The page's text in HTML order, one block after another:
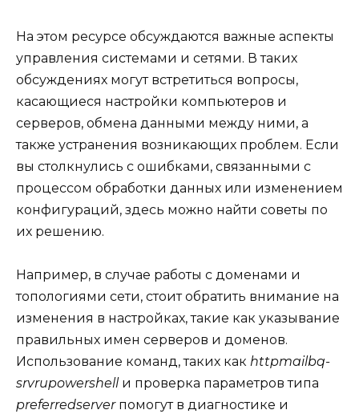
На этом ресурсе обсуждаются важные аспекты
управления системами и сетями. В таких
обсуждениях могут встретиться вопросы,
касающиеся настройки компьютеров и
серверов, обмена данными между ними, а
также устранения возникающих проблем. Если
вы столкнулись с ошибками, связанными с
процессом обработки данных или изменением
конфигураций, здесь можно найти советы по
их решению.
Например, в случае работы с доменами и
топологиями сети, стоит обратить внимание на
изменения в настройках, такие как указывание
правильных имен серверов и доменов.
Использование команд, таких как httpmailbq-
srvrupowershell и проверка параметров типа
preferredserverпомогут в диагностике и